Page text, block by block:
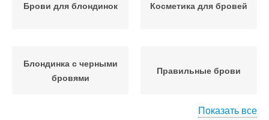
Брови для блондинок Косметика для бровей
Блондинка с черными
бровями
Правильные брови
Показать все